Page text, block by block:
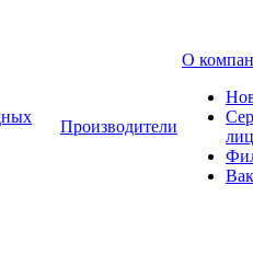
Производители
О